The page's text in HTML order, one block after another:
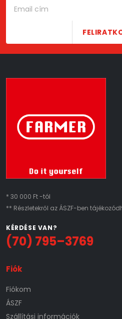
* 30 000 Ft -tól
** Részletekről az ÁSZF-ben
KÉRDÉSE VAN?
(70) 795–3769
Fiók
Fiókom
ÁSZF
Szállítási információk